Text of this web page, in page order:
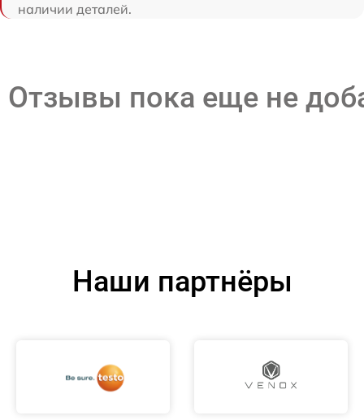
наличии деталей.
Отзывы пока еще не
Наши партнёры